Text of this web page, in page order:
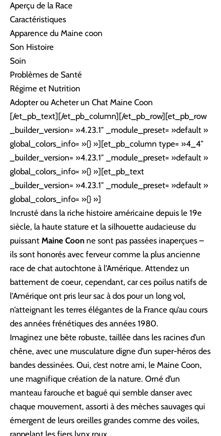
Aperçu de la Race
Caractéristiques
Apparence du Maine coon
Son Histoire
Soin
Problèmes de Santé
Régime et Nutrition
Adopter ou Acheter un Chat Maine Coon
[/et_pb_text][/et_pb_column][/et_pb_row][et_pb_row
_builder_version= »4.23.1″ _module_preset= »default »
global_colors_info= »{} »][et_pb_column type= »4_4″
_builder_version= »4.23.1″ _module_preset= »default »
global_colors_info= »{} »][et_pb_text
_builder_version= »4.23.1″ _module_preset= »default »
global_colors_info= »{} »]
Incrusté dans la riche histoire américaine depuis le 19e
siècle, la haute stature et la silhouette audacieuse du
puissant Maine Coon ne sont pas passées inaperçues –
ils sont honorés avec ferveur comme la plus ancienne
race de chat autochtone à l’Amérique. Attendez un
battement de coeur, cependant, car ces poilus natifs de
l’Amérique ont pris leur sac à dos pour un long vol,
n’atteignant les terres élégantes de la France qu’au cours
des années frénétiques des années 1980.
Imaginez une bête robuste, taillée dans les racines d’un
chêne, avec une musculature digne d’un super-héros des
bandes dessinées. Oui, c’est notre ami, le Maine Coon,
une magnifique création de la nature. Orné d’un
manteau farouche et bagué qui semble danser avec
chaque mouvement, assorti à des mèches sauvages qui
émergent de leurs oreilles grandes comme des voiles,